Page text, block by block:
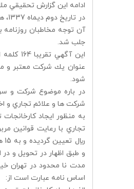
ادامه اين گزارش تحقيقي
آن توجه مخاطبان
جلب شد.
اين
عنوان يك شركت معتبر و
شود.
شركت ها و علائم تجاري و
به منظور ايجاد
مدت نا محدود در تهران
اساس نامه عبارت است از: